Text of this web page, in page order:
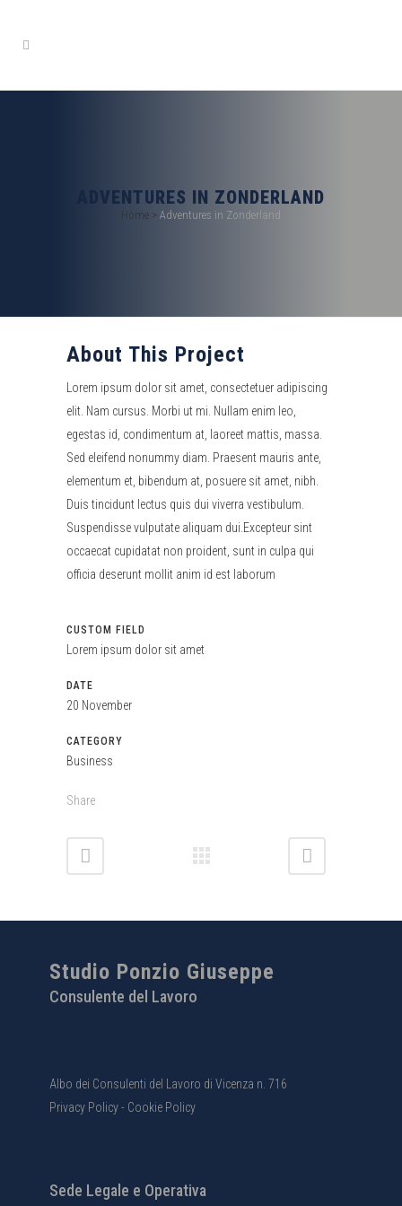
ADVENTURES IN ZONDERLAND
Home > Adventures in Zonderland
About This Project
Lorem ipsum dolor sit amet, consectetuer adipiscing
elit. Nam cursus. Morbi ut mi. Nullam enim leo,
egestas id, condimentum at, laoreet mattis, massa.
Sed eleifend nonummy diam. Praesent mauris ante,
elementum et, bibendum at, posuere sit amet, nibh.
Duis tincidunt lectus quis dui viverra vestibulum.
Suspendisse vulputate aliquam dui.Excepteur sint
occaecat cupidatat non proident, sunt in culpa qui
officia deserunt mollit anim id est laborum
CUSTOM FIELD
Lorem ipsum dolor sit amet
DATE
20 November
CATEGORY
Business
Share
Studio Ponzio Giuseppe
Consulente del Lavoro
Albo dei Consulenti del Lavoro di Vicenza n. 716
Privacy Policy- Cookie Policy
Sede Legale e Operativa